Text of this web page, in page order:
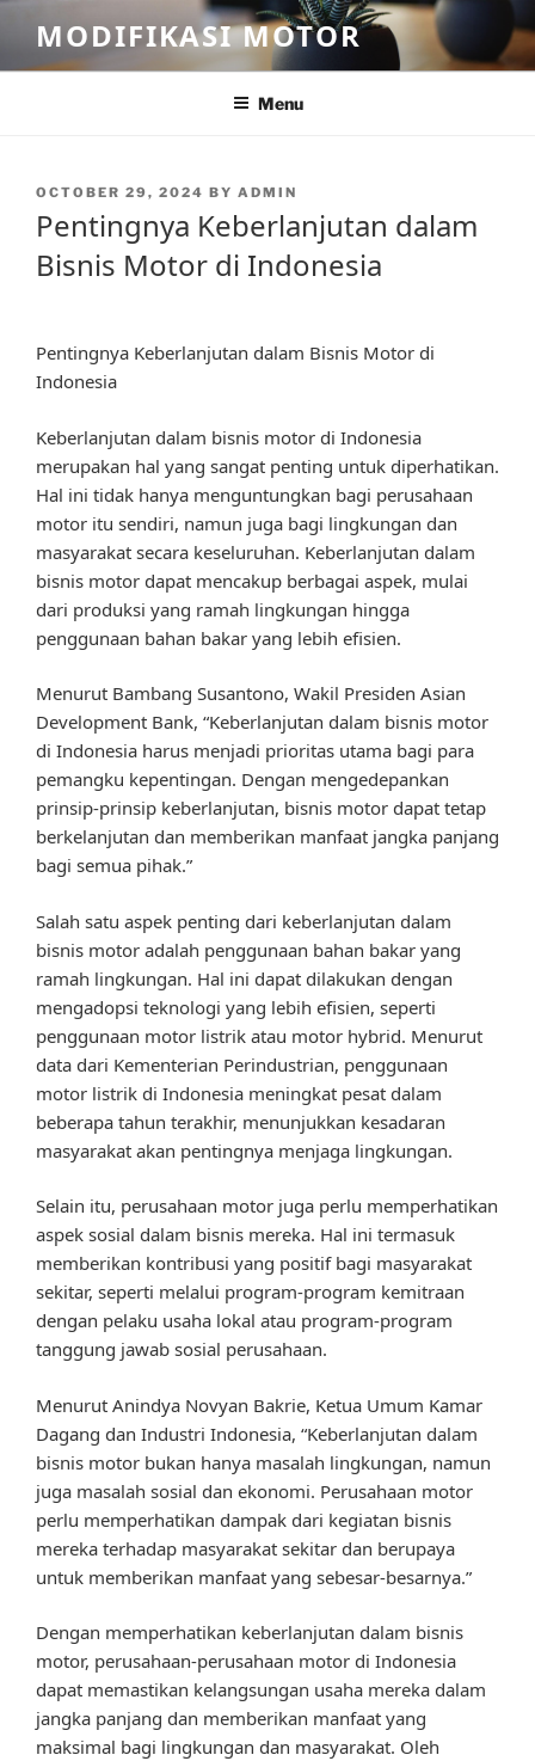
content
MODIFIKASI MOTOR
Menu
POSTED
OCTOBER 29, 2024 BY ADMIN
Pentingnya Keberlanjutan dalam
Bisnis Motor di Indonesia
Pentingnya Keberlanjutan dalam Bisnis Motor di
Indonesia
Keberlanjutan dalam bisnis motor di Indonesia
merupakan hal yang sangat penting untuk diperhatikan.
Hal ini tidak hanya menguntungkan bagi perusahaan
motor itu sendiri, namun juga bagi lingkungan dan
masyarakat secara keseluruhan. Keberlanjutan dalam
bisnis motor dapat mencakup berbagai aspek, mulai
dari produksi yang ramah lingkungan hingga
penggunaan bahan bakar yang lebih efisien.
Menurut Bambang Susantono, Wakil Presiden Asian
Development Bank, “Keberlanjutan dalam bisnis motor
di Indonesia harus menjadi prioritas utama bagi para
pemangku kepentingan. Dengan mengedepankan
prinsip-prinsip keberlanjutan, bisnis motor dapat tetap
berkelanjutan dan memberikan manfaat jangka panjang
bagi semua pihak.”
Salah satu aspek penting dari keberlanjutan dalam
bisnis motor adalah penggunaan bahan bakar yang
ramah lingkungan. Hal ini dapat dilakukan dengan
mengadopsi teknologi yang lebih efisien, seperti
penggunaan motor listrik atau motor hybrid. Menurut
data dari Kementerian Perindustrian, penggunaan
motor listrik di Indonesia meningkat pesat dalam
beberapa tahun terakhir, menunjukkan kesadaran
masyarakat akan pentingnya menjaga lingkungan.
Selain itu, perusahaan motor juga perlu memperhatikan
aspek sosial dalam bisnis mereka. Hal ini termasuk
memberikan kontribusi yang positif bagi masyarakat
sekitar, seperti melalui program-program kemitraan
dengan pelaku usaha lokal atau program-program
tanggung jawab sosial perusahaan.
Menurut Anindya Novyan Bakrie, Ketua Umum Kamar
Dagang dan Industri Indonesia, “Keberlanjutan dalam
bisnis motor bukan hanya masalah lingkungan, namun
juga masalah sosial dan ekonomi. Perusahaan motor
perlu memperhatikan dampak dari kegiatan bisnis
mereka terhadap masyarakat sekitar dan berupaya
untuk memberikan manfaat yang sebesar-besarnya.”
Dengan memperhatikan keberlanjutan dalam bisnis
motor, perusahaan-perusahaan motor di Indonesia
dapat memastikan kelangsungan usaha mereka dalam
jangka panjang dan memberikan manfaat yang
maksimal bagi lingkungan dan masyarakat. Oleh